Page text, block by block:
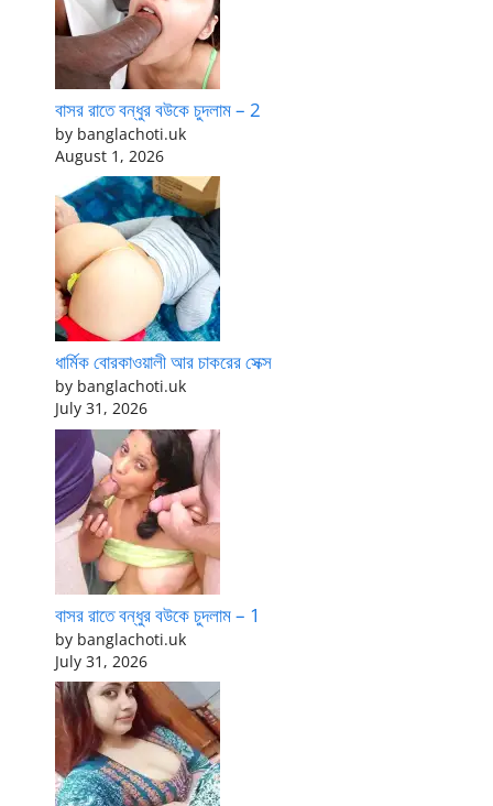
বাসর রাতে বন্ধুর বউকে চুদলাম – 2
by banglachoti.uk
August 1, 2026
ধার্মিক বোরকাওয়ালী আর চাকরের সেক্স
by banglachoti.uk
July 31, 2026
বাসর রাতে বন্ধুর বউকে চুদলাম – 1
by banglachoti.uk
July 31, 2026